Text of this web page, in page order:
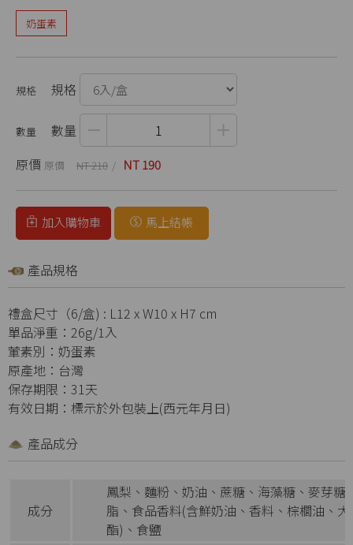
奶蛋素
規格
數量
原價
NT 210 NT 190
加入購物車 馬上結帳
產品規格
禮盒尺寸（6/盒) : L12 x W10 x H7 cm
單品淨重：26g/1入
葷素別：奶蛋素
原產地：台灣
保存期限：31天
有效日期：標示於外包裝上(西元年月日)
產品成分
成分
鳳梨、麵粉、奶油、蔗糖、海藻糖、麥芽
脂、食品香料(含鮮奶油、香料、棕櫚油、
酯)、食鹽